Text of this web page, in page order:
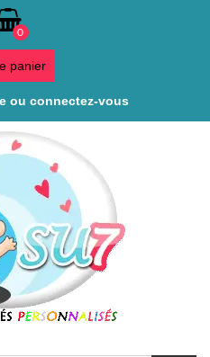
0
panier
ou connectez-vous